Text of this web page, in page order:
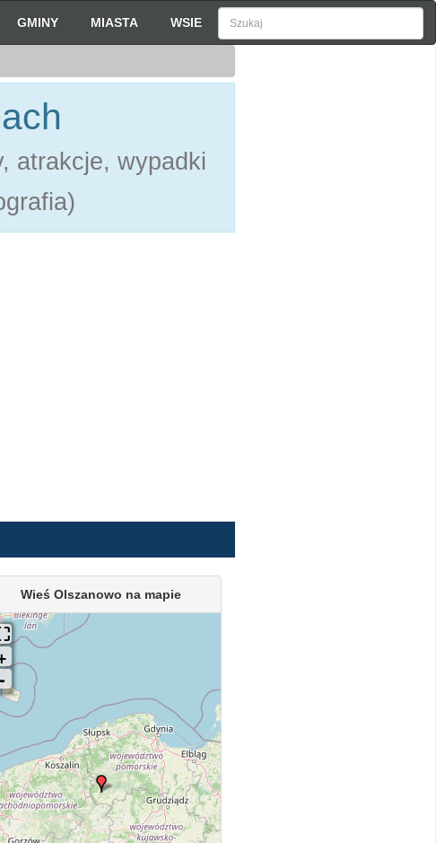
GMINY MIASTA WSIE
atrakcje, wypadki
Wieś Olszanowo na mapie